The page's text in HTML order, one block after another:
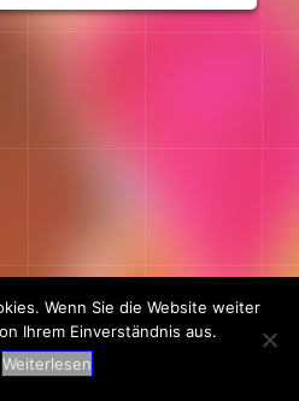
Wenn Sie die Website weiter
Ihrem Einverständnis aus.
Weiterlesen